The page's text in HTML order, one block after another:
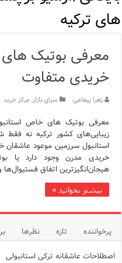
اپلیکیشن KarDes؛ راهنمای رایگان کشف تاریخ و فرهنگ پنهان ترکیه
12 اشتباه رایج در دریافت شهروندی ترکیه از طریق خرید ملک
ویژگی‌های رفتاری و اجتماعی
ویژگی‌های مثبت شخصیت در
موزه افسانه‌های کارتال
موزه ساعت کاخ توپکاپی
های ترکیه
معرفی بوتیک
خریدی متفاوت
زهرا پیغامی سرای بازار, مرکز خرید
معرفی بوتیک های خاص
زیبایی‌های کشور ترکیه نه فقط
استانبول سرزمین موعود عاشقان
هیجان‌انگیزترین اتفاق
بیشتر بخوانید »
پرخواننده تازه نظرها
اصطلاحات عاشقانه ترکی استانبولی